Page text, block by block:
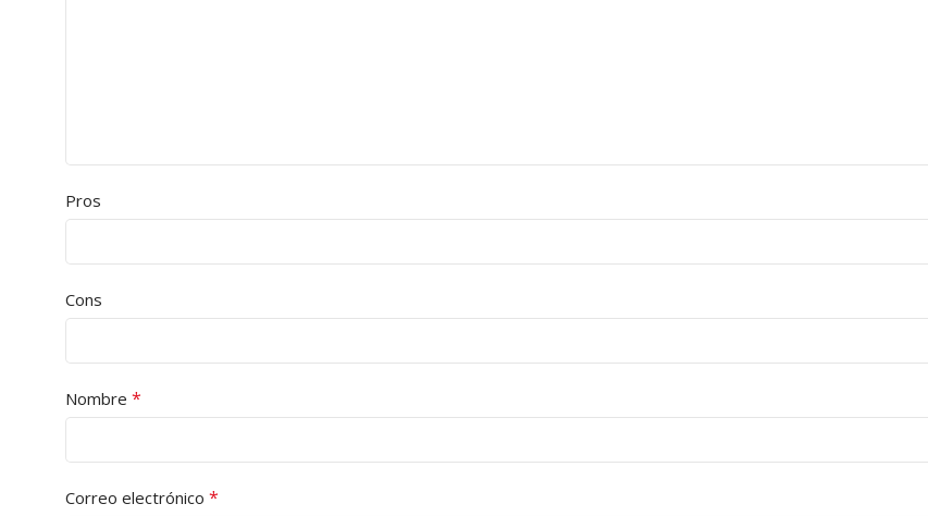
Pros
Cons
Nombre *
Correo electrónico *